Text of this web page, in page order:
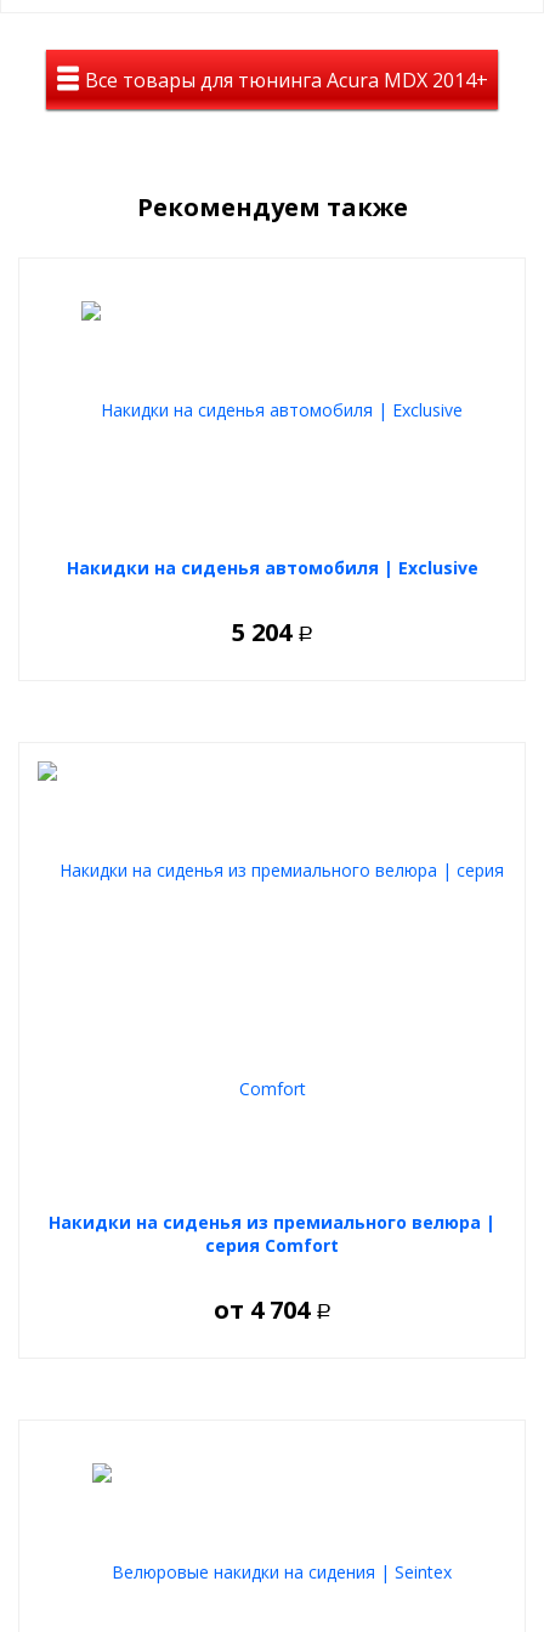
Абсолютный комфорт
При изготовлении используются материалы и фурнитура
Каждая накидка прошивается вручную, что обеспечивает
Простые и надежные крепления - легкая установка за 5 минут
фиксацию накидок на сидении и не портят внешний вид салона.
Все товары для тюнинга Acura MDX 2014+
Рекомендуем также
Накидки на сиденья автомобиля | Exclusive
5 204 Р
Накидки на сиденья из премиального велюра |
серия Comfort
от 4 704 Р